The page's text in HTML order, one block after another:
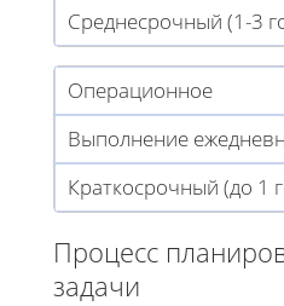
Среднесрочный (1-3
Операционное
Выполнение
Краткосрочный (до 1
Процесс
задачи